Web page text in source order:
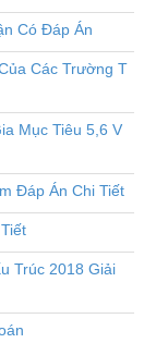
Có Đáp Án
Các Trường T
Mục Tiêu 5,6 V
Đáp Án Chi Tiết
Trúc 2018 Giải